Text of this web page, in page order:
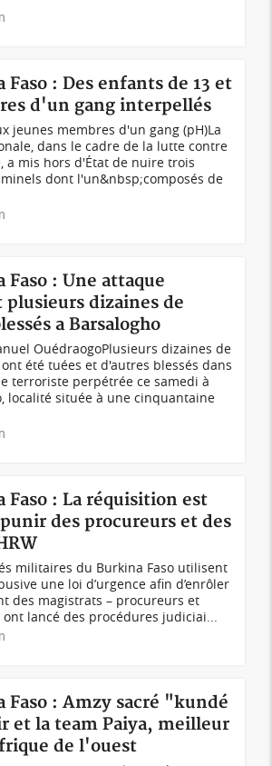
Faso : Des enfants de 13 et
d'un gang interpellés
jeunes membres d'un gang (pH)La
dans le cadre de la lutte contre
a mis hors d'État de nuire trois
dont l'un&nbsp;composés de
Faso : Une attaque
dizaines de
a Barsalogho
OuédraogoPlusieurs dizaines de
été tuées et d'autres blessés dans
terroriste perpétrée ce samedi à
localité située à une cinquantaine
Faso : La réquisition est
des procureurs et des
militaires du Burkina Faso utilisent
une loi d’urgence afin d’enrôler
des magistrats – procureurs et
ont lancé des procédures judiciai...
Faso : Amzy sacré "kundé
et la team Paiya, meilleur
de l'ouest